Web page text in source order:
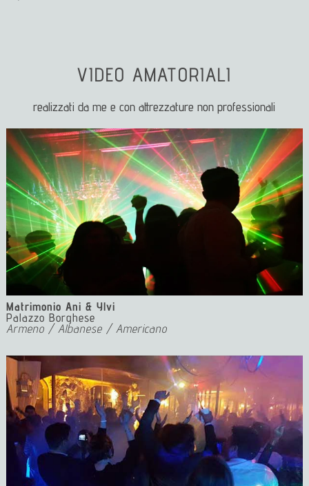
VIDEO AMATORIALI
realizzati da me e con attrezzature non professionali
Matrimonio Ani & Ylvi
Palazzo Borghese
Armeno / Albanese / Americano